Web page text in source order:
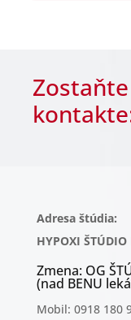
Adresa štúdia:
HYPOXI ŠTÚDIO
Zmena: OG
(nad BENU
Mobil: 0918 180